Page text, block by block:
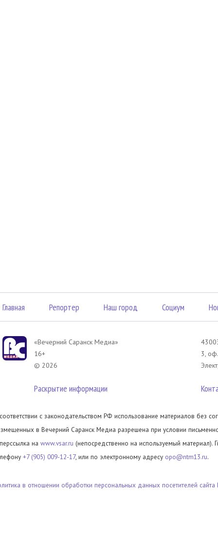
Главная Репортер Наш город Социум
«Вечерний Саранск Mедиа»
16+
© 2026
Раскрытие информации
3,
с законодательством РФ использование материалов без
в Вечерний Саранск Медиа разрешена при условии
на www.vsar.ru (непосредственно на используемый материал).
+7 (905) 009-12-17, или по электронному адресу opo@ntm13.ru.
в отношении обработки персональных данных посетителей